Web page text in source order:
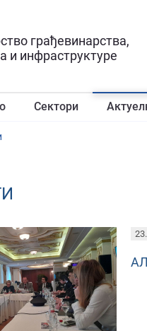
грађевинарства,
и инфраструктуре
Сектори